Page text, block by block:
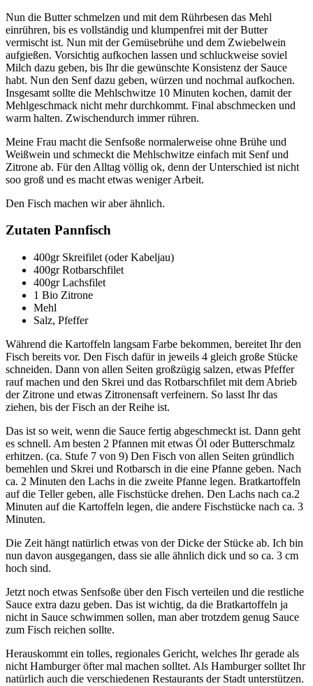
Nun die Butter schmelzen und mit dem Rührbesen das Mehl
einrühren, bis es vollständig und klumpenfrei mit der Butter
vermischt ist. Nun mit der Gemüsebrühe und dem Zwiebelwein
aufgießen. Vorsichtig aufkochen lassen und schluckweise soviel
Milch dazu geben, bis Ihr die gewünschte Konsistenz der Sauce
habt. Nun den Senf dazu geben, würzen und nochmal aufkochen.
Insgesamt sollte die Mehlschwitze 10 Minuten kochen, damit der
Mehlgeschmack nicht mehr durchkommt. Final abschmecken und
warm halten. Zwischendurch immer rühren.
Meine Frau macht die Senfsoße normalerweise ohne Brühe und
Weißwein und schmeckt die Mehlschwitze einfach mit Senf und
Zitrone ab. Für den Alltag völlig ok, denn der Unterschied ist nicht
soo groß und es macht etwas weniger Arbeit.
Den Fisch machen wir aber ähnlich.
Zutaten Pannfisch
400gr Skreifilet (oder Kabeljau)
400gr Rotbarschfilet
400gr Lachsfilet
1 Bio Zitrone
Mehl
Salz, Pfeffer
Während die Kartoffeln langsam Farbe bekommen, bereitet Ihr den
Fisch bereits vor. Den Fisch dafür in jeweils 4 gleich große Stücke
schneiden. Dann von allen Seiten großzügig salzen, etwas Pfeffer
rauf machen und den Skrei und das Rotbarschfilet mit dem Abrieb
der Zitrone und etwas Zitronensaft verfeinern. So lasst Ihr das
ziehen, bis der Fisch an der Reihe ist.
Das ist so weit, wenn die Sauce fertig abgeschmeckt ist. Dann geht
es schnell. Am besten 2 Pfannen mit etwas Öl oder Butterschmalz
erhitzen. (ca. Stufe 7 von 9) Den Fisch von allen Seiten gründlich
bemehlen und Skrei und Rotbarsch in die eine Pfanne geben. Nach
ca. 2 Minuten den Lachs in die zweite Pfanne legen. Bratkartoffeln
auf die Teller geben, alle Fischstücke drehen. Den Lachs nach ca.2
Minuten auf die Kartoffeln legen, die andere Fischstücke nach ca. 3
Minuten.
Die Zeit hängt natürlich etwas von der Dicke der Stücke ab. Ich bin
nun davon ausgegangen, dass sie alle ähnlich dick und so ca. 3 cm
hoch sind.
Jetzt noch etwas Senfsoße über den Fisch verteilen und die restliche
Sauce extra dazu geben. Das ist wichtig, da die Bratkartoffeln ja
nicht in Sauce schwimmen sollen, man aber trotzdem genug Sauce
zum Fisch reichen sollte.
Herauskommt ein tolles, regionales Gericht, welches Ihr gerade als
nicht Hamburger öfter mal machen solltet. Als Hamburger solltet Ihr
natürlich auch die verschiedenen Restaurants der Stadt unterstützen.